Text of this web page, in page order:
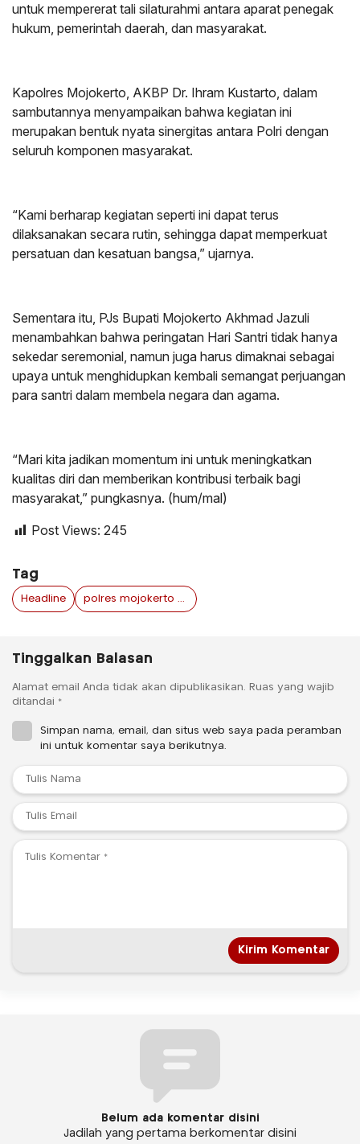
untuk mempererat tali silaturahmi antara aparat penegak
hukum, pemerintah daerah, dan masyarakat.
Kapolres Mojokerto, AKBP Dr. Ihram Kustarto, dalam
sambutannya menyampaikan bahwa kegiatan ini
merupakan bentuk nyata sinergitas antara Polri dengan
seluruh komponen masyarakat.
“Kami berharap kegiatan seperti ini dapat terus
dilaksanakan secara rutin, sehingga dapat memperkuat
persatuan dan kesatuan bangsa,” ujarnya.
Sementara itu, PJs Bupati Mojokerto Akhmad Jazuli
menambahkan bahwa peringatan Hari Santri tidak hanya
sekedar seremonial, namun juga harus dimaknai sebagai
upaya untuk menghidupkan kembali semangat perjuangan
para santri dalam membela negara dan agama.
“Mari kita jadikan momentum ini untuk meningkatkan
kualitas diri dan memberikan kontribusi terbaik bagi
masyarakat,” pungkasnya. (hum/mal)
Post Views: 245
Tag
Headline polres mojokerto kota jawa timur
Tinggalkan Balasan
Alamat email Anda tidak akan dipublikasikan. Ruas yang wajib
ditandai *
Simpan nama, email, dan situs web saya pada peramban
ini untuk komentar saya berikutnya.
Belum ada komentar disini
Jadilah yang pertama berkomentar disini